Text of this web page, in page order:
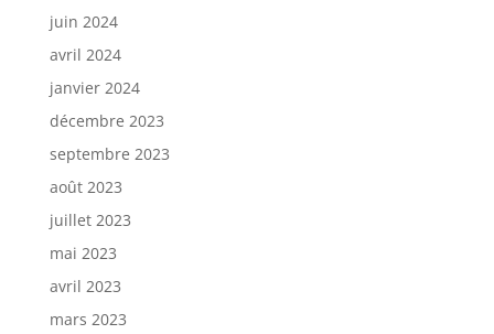
juin 2024
avril 2024
janvier 2024
décembre 2023
septembre 2023
août 2023
juillet 2023
mai 2023
avril 2023
mars 2023